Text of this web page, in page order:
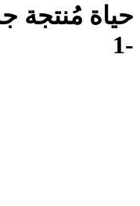
حياة مُنتجة
-1